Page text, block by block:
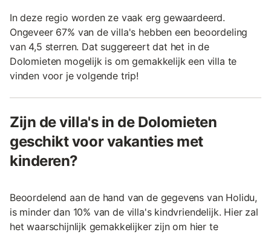
In deze regio worden ze vaak erg gewaardeerd.
Ongeveer 67% van de villa's hebben een beoordeling
van 4,5 sterren. Dat suggereert dat het in de
Dolomieten mogelijk is om gemakkelijk een villa te
vinden voor je volgende trip!
Zijn de villa's in de Dolomieten
geschikt voor vakanties met
kinderen?
Beoordelend aan de hand van de gegevens van Holidu,
is minder dan 10% van de villa's kindvriendelijk. Hier zal
het waarschijnlijk gemakkelijker zijn om hier te